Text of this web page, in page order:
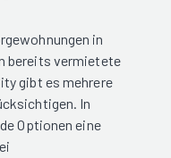
in
bereits vermietete
gibt es mehrere
In
Optionen eine